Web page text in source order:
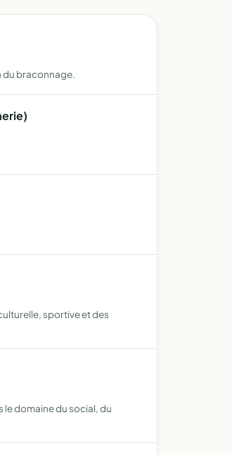
du braconnage.
sportive et des
le domaine du social, du